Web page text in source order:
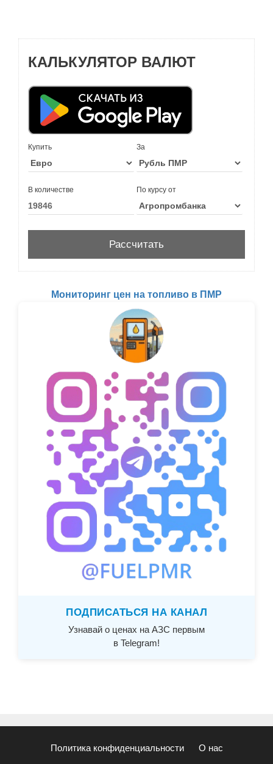
КАЛЬКУЛЯТОР ВАЛЮТ
Купить За
В количестве По курсу от
Мониторинг цен на топливо в ПМР
ПОДПИСАТЬСЯ НА КАНАЛ
Узнавай о ценах на АЗС первым
в Telegram!
Политика конфиденциальности О нас